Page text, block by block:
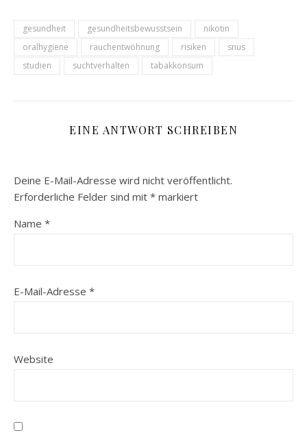
gesundheit gesundheitsbewusstsein
nikotin
oralhygiene
rauchentwöhnung risiken
snus
studien
suchtverhalten tabakkonsum
EINE ANTWORT SCHREIBEN
Deine E-Mail-Adresse wird nicht veröffentlicht.
Erforderliche Felder sind mit * markiert
Name *
E-Mail-Adresse *
Website